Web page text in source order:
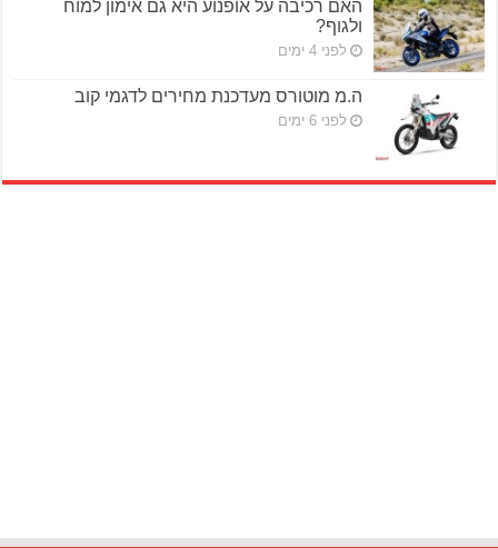
האם רכיבה על אופנוע היא גם אימון למוח
ולגוף?
לפני 4 ימים
ה.מ מוטורס מעדכנת מחירים לדגמי קוב
לפני 6 ימים